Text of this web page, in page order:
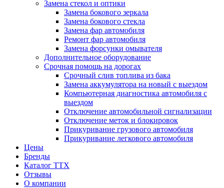
Замена стекол и оптики
Замена бокового зеркала
Замена бокового стекла
Замена фар автомобиля
Ремонт фар автомобиля
Замена форсунки омывателя
Дополнительное оборудование
Срочная помощь на дорогах
Срочный слив топлива из бака
Замена аккумулятора на новый с выездом
Компьютерная диагностика автомобиля с
выездом
Отключение автомобильной сигнализации
Отключение меток и блокировок
Прикуривание грузового автомобиля
Прикуривание легкового автомобиля
Цены
Бренды
Каталог ТТХ
Отзывы
О компании